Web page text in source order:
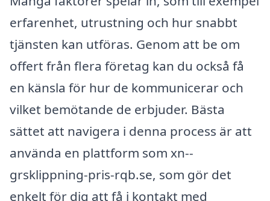
erfarenhet, utrustning och hur snabbt
tjänsten kan utföras. Genom att be om
offert från flera företag kan du också få
en känsla för hur de kommunicerar och
vilket bemötande de erbjuder. Bästa
sättet att navigera i denna process är att
använda en plattform som xn--
grsklippning-pris-rqb.se, som gör det
enkelt för dig att få i kontakt med